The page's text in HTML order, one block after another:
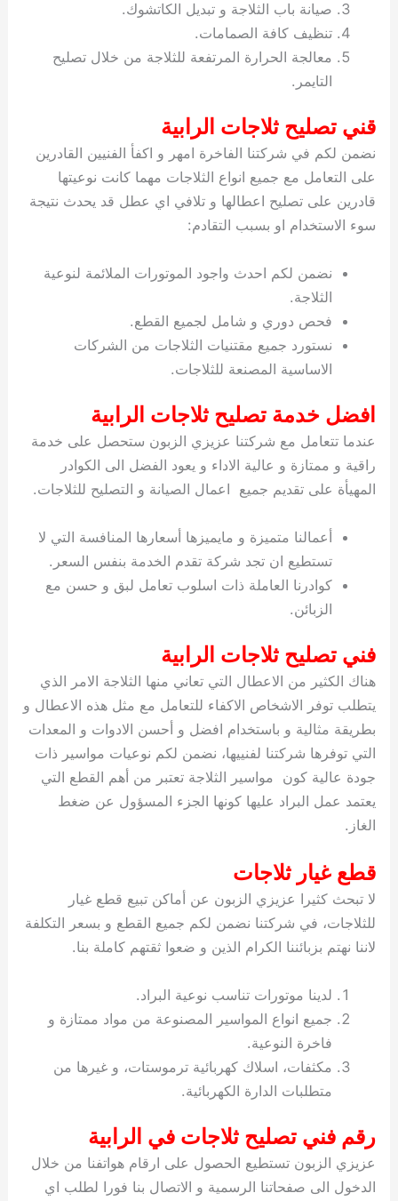
صيانة باب الثلاجة و تبديل الكاتشوك.
تنظيف كافة الصمامات.
معالجة الحرارة المرتفعة للثلاجة من خلال تصليح
التايمر.
قني تصليح ثلاجات الرابية
نضمن لكم في شركتنا الفاخرة امهر و اكفأ الفنيين القادرين
على التعامل مع جميع انواع الثلاجات مهما كانت نوعيتها
قادرين على تصليح اعطالها و تلافي اي عطل قد يحدث نتيجة
سوء الاستخدام او بسبب التقادم:
نضمن لكم احدث واجود الموتورات الملائمة لنوعية
الثلاجة.
فحص دوري و شامل لجميع القطع.
نستورد جميع مقتنيات الثلاجات من الشركات
الاساسية المصنعة للثلاجات.
افضل خدمة تصليح ثلاجات الرابية
عندما تتعامل مع شركتنا عزيزي الزبون ستحصل على خدمة
راقية و ممتازة و عالية الاداء و يعود الفضل الى الكوادر
المهيأة على تقديم جميع اعمال الصيانة و التصليح للثلاجات.
أعمالنا متميزة و مايميزها أسعارها المنافسة التي لا
تستطيع ان تجد شركة تقدم الخدمة بنفس السعر.
كوادرنا العاملة ذات اسلوب تعامل لبق و حسن مع
الزبائن.
فني تصليح ثلاجات الرابية
هناك الكثير من الاعطال التي تعاني منها الثلاجة الامر الذي
يتطلب توفر الاشخاص الاكفاء للتعامل مع مثل هذه الاعطال و
بطريقة مثالية و باستخدام افضل و أحسن الادوات و المعدات
التي توفرها شركتنا لفنييها، نضمن لكم نوعيات مواسير ذات
جودة عالية كون مواسير الثلاجة تعتبر من أهم القطع التي
يعتمد عمل البراد عليها كونها الجزء المسؤول عن ضغط
الغاز.
قطع غيار ثلاجات
لا تبحث كثيرا عزيزي الزبون عن أماكن تبيع قطع غيار
للثلاجات، في شركتنا نضمن لكم جميع القطع و بسعر التكلفة
لاننا نهتم بزبائننا الكرام الذين و ضعوا ثقتهم كاملة بنا.
لدينا موتورات تناسب نوعية البراد.
جميع انواع المواسير المصنوعة من مواد ممتازة و
فاخرة النوعية.
مكثفات، اسلاك كهربائية ترموستات، و غيرها من
متطلبات الدارة الكهربائية.
رقم فني تصليح ثلاجات في الرابية
عزيزي الزبون تستطيع الحصول على ارقام هواتفنا من خلال
الدخول الى صفحاتنا الرسمية و الاتصال بنا فورا لطلب اي